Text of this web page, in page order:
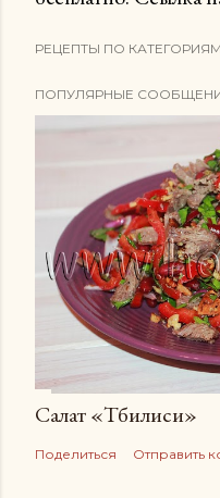
ПОПУЛЯРНЫЕ
Салат «Тбилиси»
Поделиться Отправить